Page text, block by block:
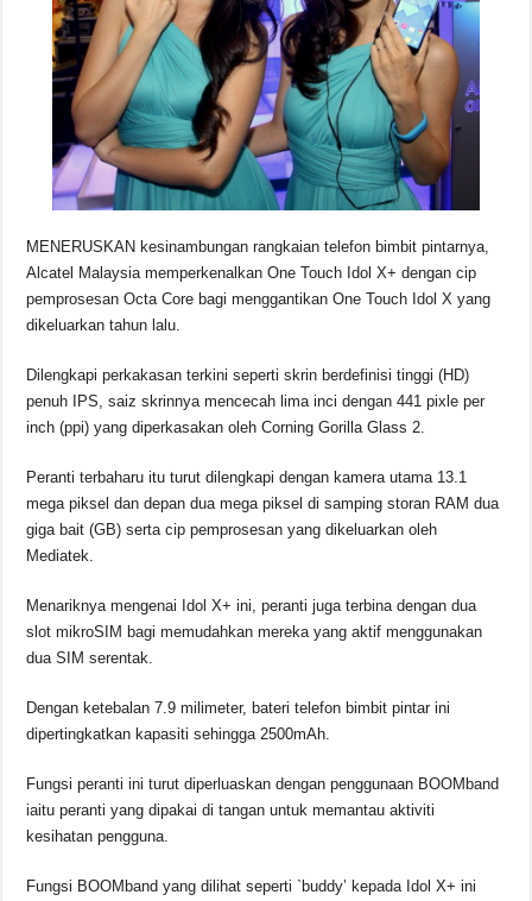
o
k
p
k
MENERUSKAN kesinambungan rangkaian telefon bimbit pintarnya,
Alcatel Malaysia memperkenalkan One Touch Idol X+ dengan cip
pemprosesan Octa Core bagi menggantikan One Touch Idol X yang
dikeluarkan tahun lalu.
Dilengkapi perkakasan terkini seperti skrin berdefinisi tinggi (HD)
penuh IPS, saiz skrinnya mencecah lima inci dengan 441 pixle per
inch (ppi) yang diperkasakan oleh Corning Gorilla Glass 2.
Peranti terbaharu itu turut dilengkapi dengan kamera utama 13.1
mega piksel dan depan dua mega piksel di samping storan RAM dua
giga bait (GB) serta cip pemprosesan yang dikeluarkan oleh
Mediatek.
Menariknya mengenai Idol X+ ini, peranti juga terbina dengan dua
slot mikroSIM bagi memudahkan mereka yang aktif menggunakan
dua SIM serentak.
Dengan ketebalan 7.9 milimeter, bateri telefon bimbit pintar ini
dipertingkatkan kapasiti sehingga 2500mAh.
Fungsi peranti ini turut diperluaskan dengan penggunaan BOOMband
iaitu peranti yang dipakai di tangan untuk memantau aktiviti
kesihatan pengguna.
Fungsi BOOMband yang dilihat seperti `buddy’ kepada Idol X+ ini